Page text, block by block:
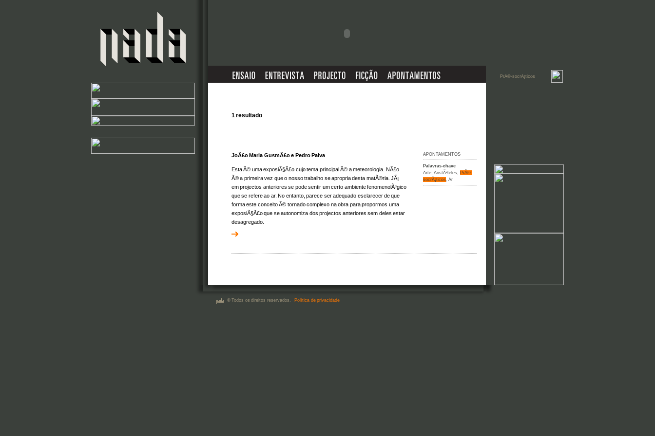
1 resultado
JoÃ£o Maria GusmÃ£o e Pedro Paiva
Esta Ã© uma exposiÃ§Ã£o cujo tema principal Ã© a meteorologia. NÃ£o
Ã© a primeira vez que o nosso trabalho se apropria desta matÃ©ria. JÃ¡
em projectos anteriores se pode sentir um certo ambiente fenomenolÃ³gico
que se refere ao ar. No entanto, parece ser adequado esclarecer de que
forma este conceito Ã© tornado complexo na obra para propormos uma
exposiÃ§Ã£o que se autonomiza dos projectos anteriores sem deles estar
desagregado.
APONTAMENTOS
Palavras-chave
Arte ,AristÃ³teles
PrÃ©-
socrÃ¡ticos ,Ar
© Todos os direitos reservados. Política de privacidade